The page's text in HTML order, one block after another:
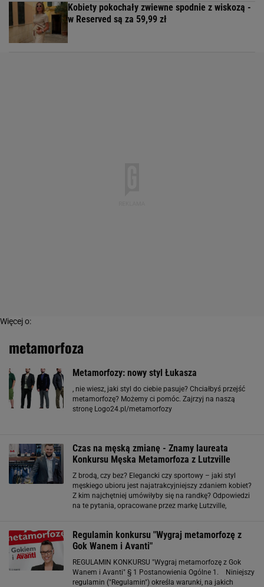
Kobiety pokochały zwiewne spodnie z wiskozą -
w Reserved są za 59,99 zł
Więcej o:
metamorfoza
Metamorfozy: nowy styl Łukasza
, nie wiesz, jaki styl do ciebie pasuje? Chciałbyś przejść
metamorfozę? Możemy ci pomóc. Zajrzyj na naszą
stronę Logo24.pl/metamorfozy
Czas na męską zmianę - Znamy laureata
Konkursu Męska Metamorfoza z Lutzville
Z brodą, czy bez? Elegancki czy sportowy – jaki styl
męskiego ubioru jest najatrakcyjniejszy zdaniem kobiet?
Z kim najchętniej umówiłyby się na randkę? Odpowiedzi
na te pytania, opracowane przez markę Lutzville,
Regulamin konkursu "Wygraj metamorfozę z
Gok Wanem i Avanti"
REGULAMIN KONKURSU "Wygraj metamorfozę z Gok
Wanem i Avanti" § 1 Postanowienia Ogólne 1. Niniejszy
regulamin ("Regulamin") określa warunki, na jakich